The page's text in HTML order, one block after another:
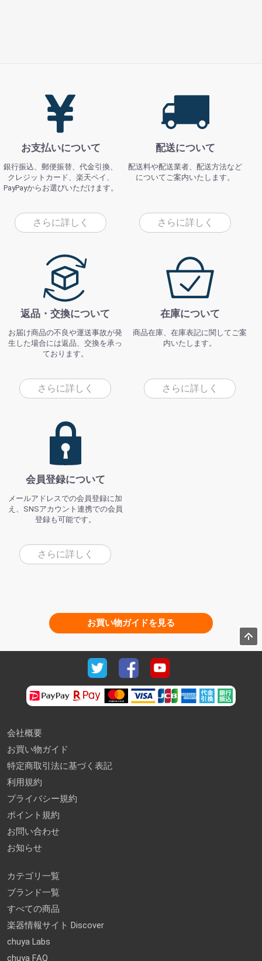
お支払いについて
銀行振込、郵便振替、代金引換、
クレジットカード、楽天ペイ、
PayPayからお選びいただけます。
さらに詳しく
配送について
配送料や配送業者、配送方法など
についてご案内いたします。
さらに詳しく
返品・交換について
お届け商品の不良や運送事故が発
生した場合には返品、交換を承っ
ております。
さらに詳しく
在庫について
商品在庫、在庫表記に関してご案
内いたします。
さらに詳しく
会員登録について
メールアドレスでの会員登録に加
え、SNSアカウント連携での会員
登録も可能です。
さらに詳しく
お買い物ガイドを見る
会社概要
お買い物ガイド
特定商取引法に基づく表記
利用規約
プライバシー規約
ポイント規約
お問い合わせ
お知らせ
カテゴリ一覧
ブランド一覧
すべての商品
楽器情報サイト Discover
chuya Labs
chuya FAQ